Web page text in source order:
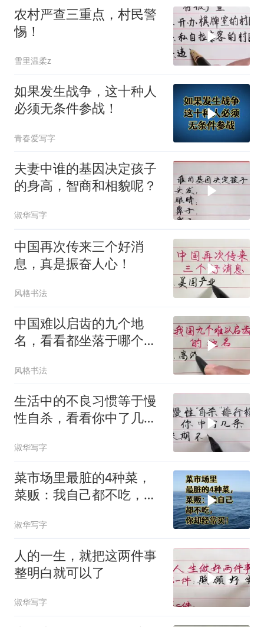
农村严查三重点，村民警
惕！
雪里温柔z
如果发生战争，这十种人
必须无条件参战！
青春爱写字
夫妻中谁的基因决定孩子
的身高，智商和相貌呢？
淑华写字
中国再次传来三个好消
息，真是振奋人心！
风格书法
中国难以启齿的九个地
名，看看都坐落于哪个省
风格书法
生活中的不良习惯等于慢
性自杀，看看你中了几
淑华写字
菜市场里最脏的4种菜，
菜贩：我自己都不吃，你
淑华写字
人的一生，就把这两件事
整明白就可以了
淑华写字